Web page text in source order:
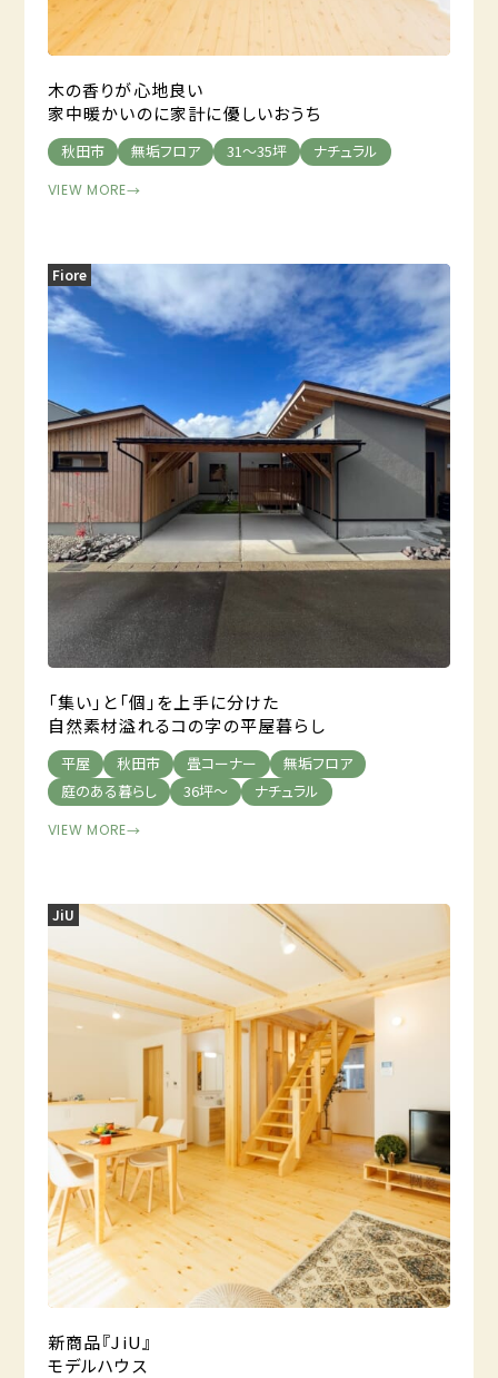
木の香りが心地良い
家中暖かいのに家計に優しいおうち
秋田市 無垢フロア 31～35坪 ナチュラル
VIEW MORE→
「集い」と「個」を上手に分けた
自然素材溢れるコの字の平屋暮らし
平屋 秋田市 畳コーナー
無垢フロア
庭のある暮らし
36坪～ ナチュラル
VIEW MORE→
Fiore
新商品『JiU』
モデルハウス
JiU